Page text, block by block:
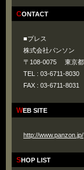
CONTACT
■プレス
株式会社パンソン
〒108-0075 東京都
TEL : 03-6711-8030
FAX : 03-6711-8031
WEB SITE
http://www.panzon.jp/
SHOP LIST